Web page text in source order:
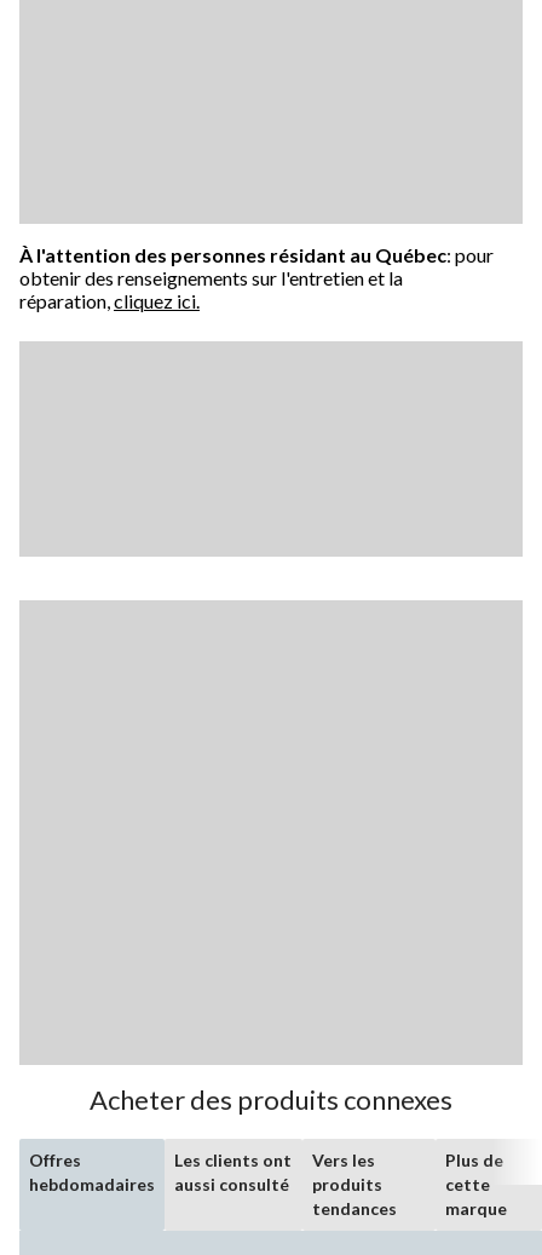
À l'attention des personnes résidant au Québec: pour
obtenir des renseignements sur l'entretien et la
réparation,cliquez ici.
Acheter des produits connexes
Offres
hebdomadaires
Les clients ont
aussi consulté
Vers les
produits
tendances
Plus de
cette
marque